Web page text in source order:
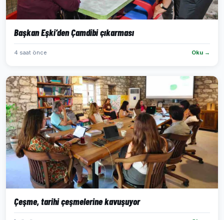
Başkan Eşki’den Çamdibi çıkarması
4 saat önce Oku →
Çeşme, tarihi çeşmelerine kavuşuyor